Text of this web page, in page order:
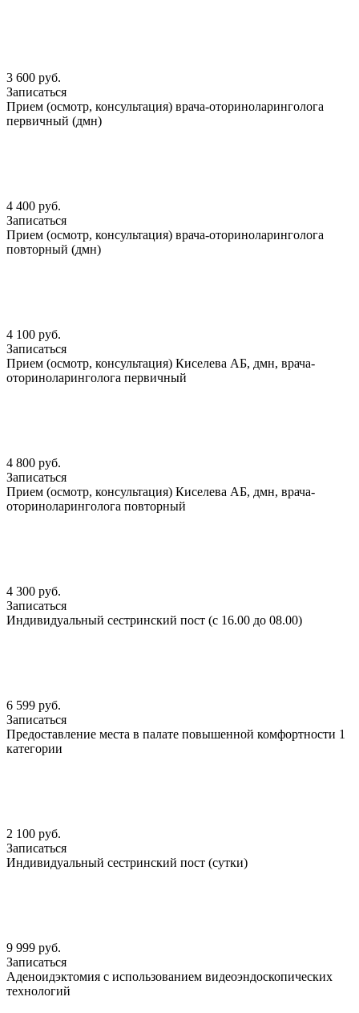
3 600 руб.
Записаться
Прием (осмотр, консультация) врача-оториноларинголога
первичный (дмн)
4 400 руб.
Записаться
Прием (осмотр, консультация) врача-оториноларинголога
повторный (дмн)
4 100 руб.
Записаться
Прием (осмотр, консультация) Киселева АБ, дмн, врача-
оториноларинголога первичный
4 800 руб.
Записаться
Прием (осмотр, консультация) Киселева АБ, дмн, врача-
оториноларинголога повторный
4 300 руб.
Записаться
Индивидуальный сестринский пост (с 16.00 до 08.00)
6 599 руб.
Записаться
Предоставление места в палате повышенной комфортности 1
категории
2 100 руб.
Записаться
Индивидуальный сестринский пост (сутки)
9 999 руб.
Записаться
Аденоидэктомия с использованием видеоэндоскопических
технологий